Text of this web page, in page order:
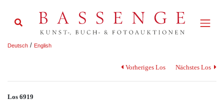
Deutsch / English
Vorheriges Los Nächstes Los
Los 6919